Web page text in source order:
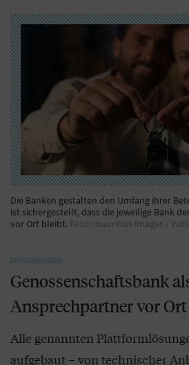
Die Banken gestalten den Umfang ihrer
ist sichergestellt, dass die jeweilige Bank
vor Ort bleibt. Foto: mauritius images /
Genossenschaftsbank
Ansprechpartner vor Ort
Alle genannten
aufgebaut – von technischer